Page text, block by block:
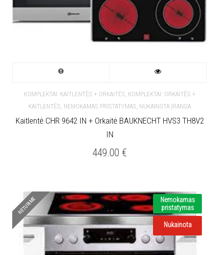
KOMPLEKTAI: KAITLENTĖS + ORKAITĖS, KOMPLEKTAI: ORKAITĖS +
KAITLENTĖS, NEMOKAMAS PRISTATYMAS, NUKAINOTA ĮRANGA
Kaitlentė CHR 9642 IN + Orkaitė BAUKNECHT HVS3 TH8V2
IN
449.00 €
Nemokamas
pristatymas
Nukainota
NETURIME